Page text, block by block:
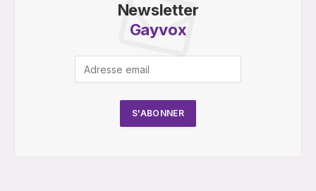
Newsletter
Gayvox